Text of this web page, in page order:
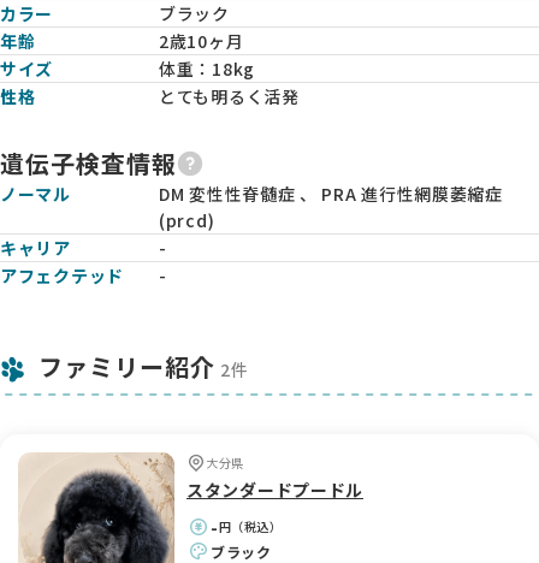
カラー
ブラック
年齢
2歳10ヶ月
サイズ
体重： 18kg
性格
とても明るく活発
遺伝子検査情報
ノーマル
DM 変性性脊髄症 、 PRA 進行性網膜萎縮症
(prcd)
キャリア
-
アフェクテッド
-
ファミリー紹介 2件
大分県
スタンダードプードル
-円（税込）
ブラック